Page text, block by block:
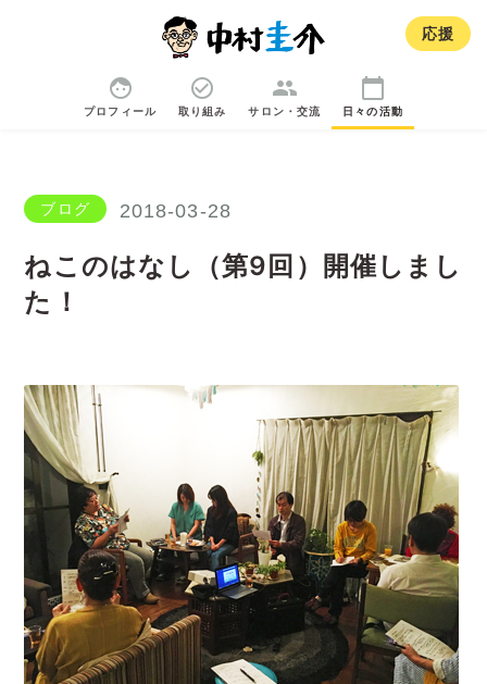
face
プロフィール
check_circle_outline
取り組み
group
サロン・交流
calendar_today
日々の活動
応援
ブログ 2018-03-28
ねこのはなし（第9回）開催しまし
た！